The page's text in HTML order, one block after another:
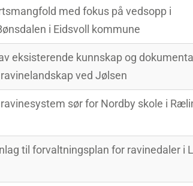
med fokus på vedsopp i
i Eidsvoll kommune
eksisterende kunnskap og
ved Jølsen
sør for Nordby skole i
til forvaltningsplan for ravinedaler i